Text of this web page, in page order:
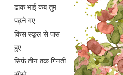
ढाक भाई कब तुम
पढ़ने गए
किस स्कूल से पास
हुए
सिर्फ तीन तक गिनती